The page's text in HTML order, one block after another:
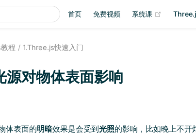
首页 免费视频 系统课 (opens
程 1.Three.js快速入门
源对物体表面影响
体表面的明暗效果是会受到光照的影响，比如晚上不开